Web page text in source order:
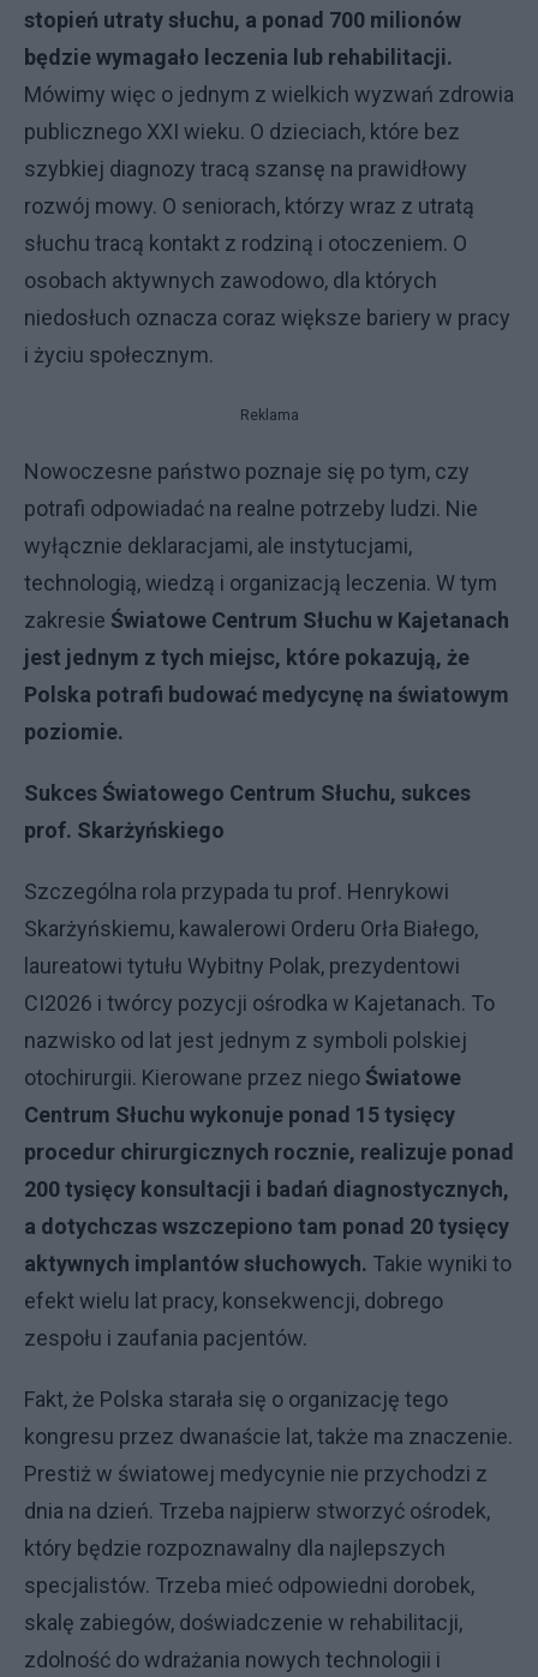
stopień utraty słuchu, a ponad 700 milionów
będzie wymagało leczenia lub rehabilitacji.
Mówimy więc o jednym z wielkich wyzwań zdrowia
publicznego XXI wieku. O dzieciach, które bez
szybkiej diagnozy tracą szansę na prawidłowy
rozwój mowy. O seniorach, którzy wraz z utratą
słuchu tracą kontakt z rodziną i otoczeniem. O
osobach aktywnych zawodowo, dla których
niedosłuch oznacza coraz większe bariery w pracy
i życiu społecznym.
Reklama
Nowoczesne państwo poznaje się po tym, czy
potrafi odpowiadać na realne potrzeby ludzi. Nie
wyłącznie deklaracjami, ale instytucjami,
technologią, wiedzą i organizacją leczenia. W tym
zakresie Światowe Centrum Słuchu w Kajetanach
jest jednym z tych miejsc, które pokazują, że
Polska potrafi budować medycynę na światowym
poziomie.
Sukces Światowego Centrum Słuchu, sukces
prof. Skarżyńskiego
Szczególna rola przypada tu prof. Henrykowi
Skarżyńskiemu, kawalerowi Orderu Orła Białego,
laureatowi tytułu Wybitny Polak, prezydentowi
CI2026 i twórcy pozycji ośrodka w Kajetanach. To
nazwisko od lat jest jednym z symboli polskiej
otochirurgii. Kierowane przez niego Światowe
Centrum Słuchu wykonuje ponad 15 tysięcy
procedur chirurgicznych rocznie, realizuje ponad
200 tysięcy konsultacji i badań diagnostycznych,
a dotychczas wszczepiono tam ponad 20 tysięcy
aktywnych implantów słuchowych. Takie wyniki to
efekt wielu lat pracy, konsekwencji, dobrego
zespołu i zaufania pacjentów.
Fakt, że Polska starała się o organizację tego
kongresu przez dwanaście lat, także ma znaczenie.
Prestiż w światowej medycynie nie przychodzi z
dnia na dzień. Trzeba najpierw stworzyć ośrodek,
który będzie rozpoznawalny dla najlepszych
specjalistów. Trzeba mieć odpowiedni dorobek,
skalę zabiegów, doświadczenie w rehabilitacji,
zdolność do wdrażania nowych technologii i